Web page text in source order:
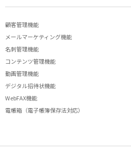
顧客管理機能
メールマーケティング機能
名刺管理機能
コンテンツ管理機能
動画管理機能
デジタル招待状機能
WebFAX機能
電帳箱（電子帳簿保存法対応）